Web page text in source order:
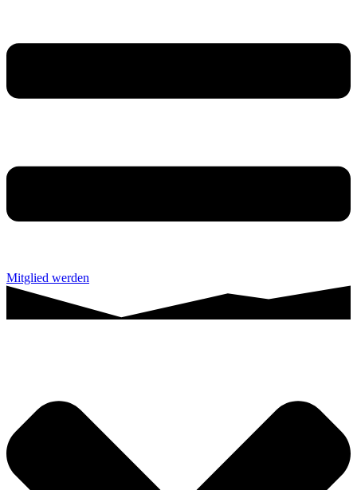
Mitglied werden